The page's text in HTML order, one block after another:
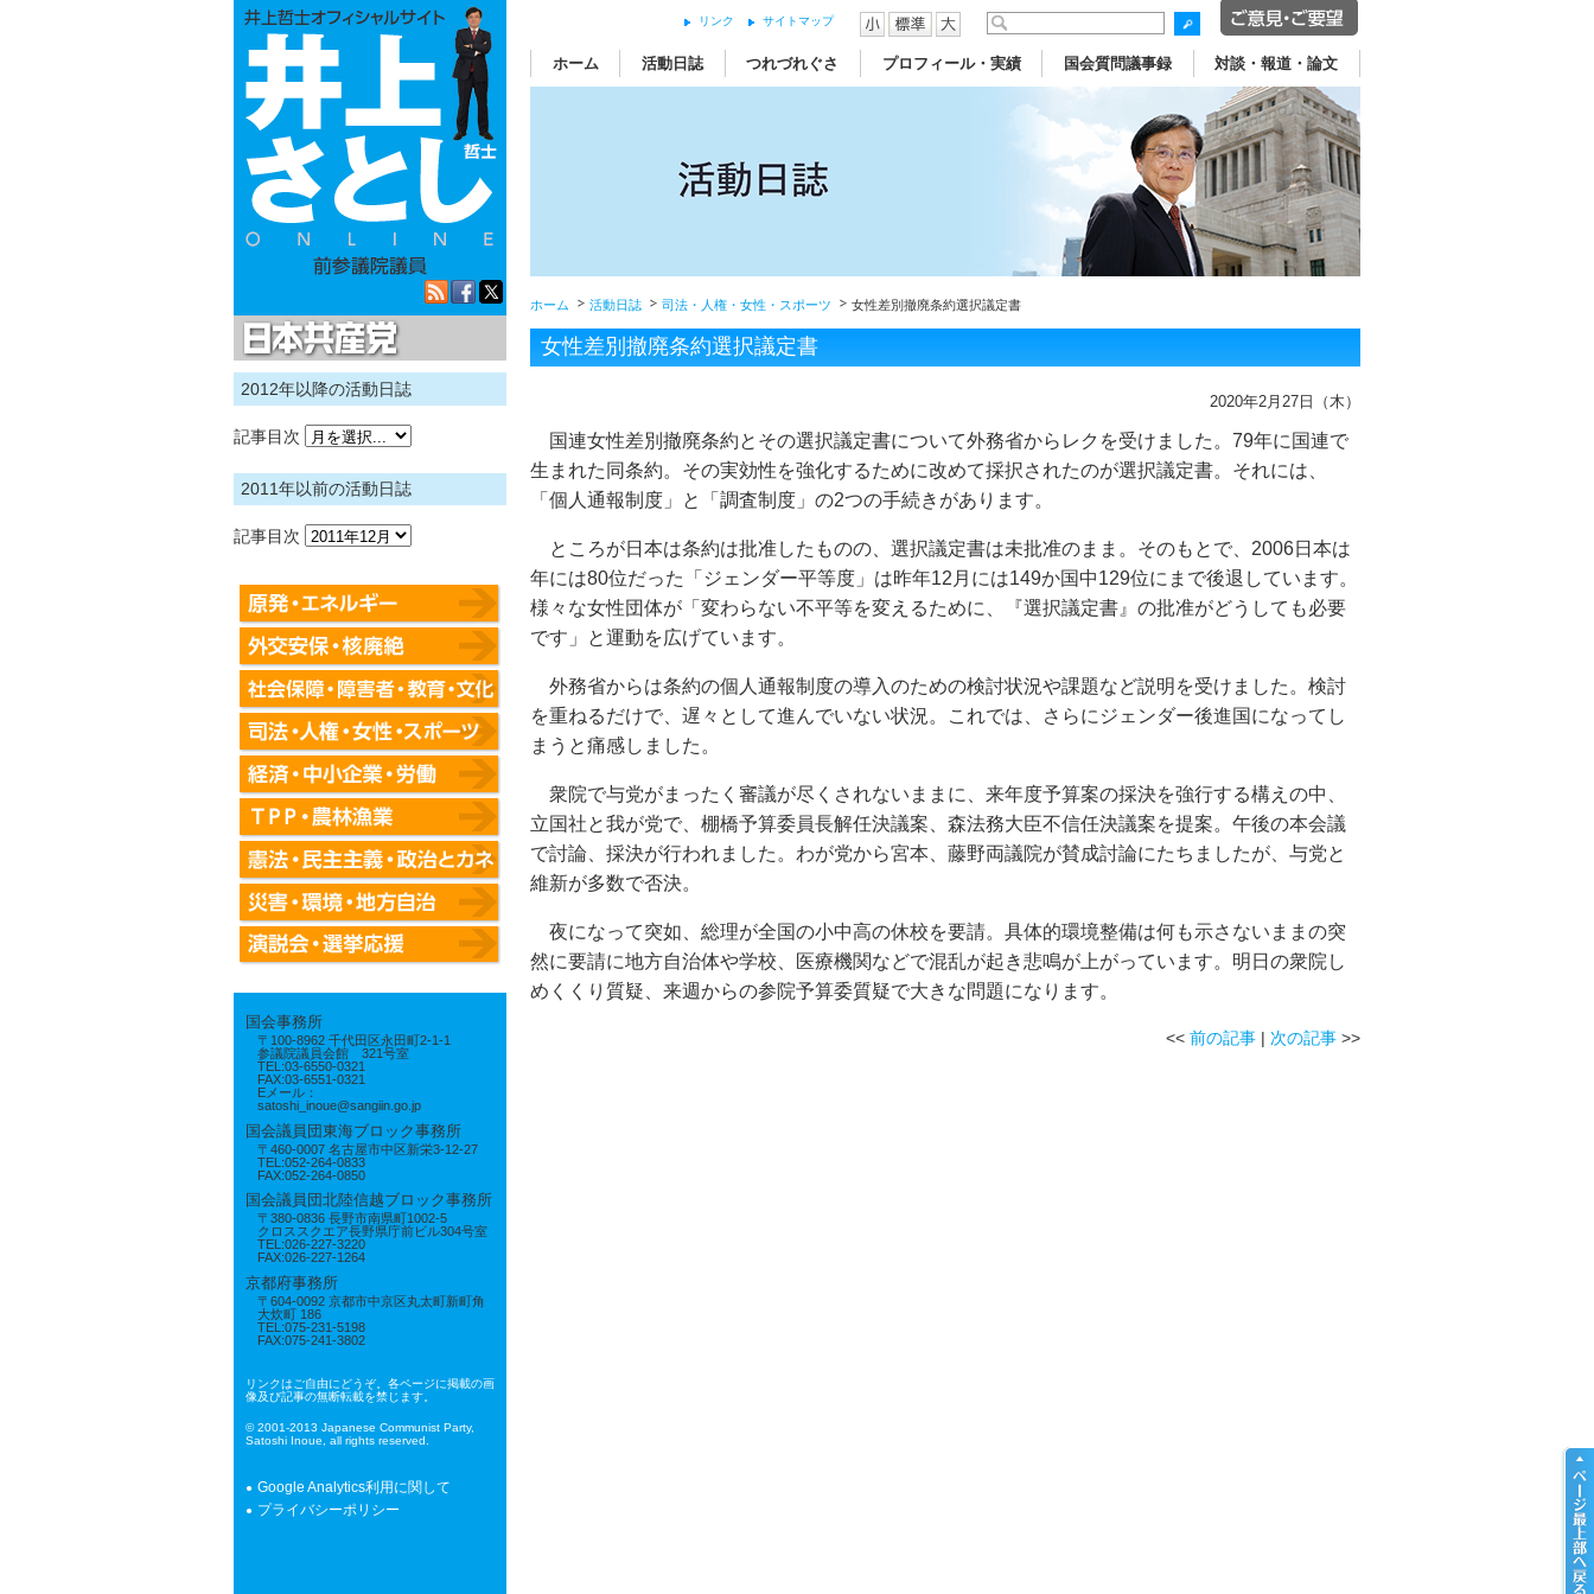
2012年以降の活動日誌
記事目次
2011年以前の活動日誌
記事目次
国会事務所
〒100-8962 千代田区永田町2-1-1
参議院議員会館 321号室
TEL:03-6550-0321
FAX:03-6551-0321
Eメール：
satoshi_inoue@sangiin.go.jp
国会議員団東海ブロック事務所
〒460-0007 名古屋市中区新栄3-12-27
TEL:052-264-0833
FAX:052-264-0850
国会議員団北陸信越ブロック事務所
〒380-0836 長野市南県町1002-5
クロススクエア長野県庁前ビル304号室
TEL:026-227-3220
FAX:026-227-1264
京都府事務所
〒604-0092 京都市中京区丸太町新町角
大炊町 186
TEL:075-231-5198
FAX:075-241-3802
リンクはご自由にどうぞ。各ページに掲載の画
像及び記事の無断転載を禁じます。
© 2001-2013 Japanese Communist Party,
Satoshi Inoue, all rights reserved.
Google Analytics利用に関して
プライバシーポリシー
リンク サイトマップ
ホーム 活動日誌 つれづれぐさ プロフィール・実績 国会質問議事録 対談・報道・論文
ホーム 活動日誌 司法・人権・女性・スポーツ 女性差別撤廃条約選択議定書
女性差別撤廃条約選択議定書
2020年2月27日（木）
国連女性差別撤廃条約とその選択議定書について外務省からレクを受けました。79年に国連で
生まれた同条約。その実効性を強化するために改めて採択されたのが選択議定書。それには、
「個人通報制度」と「調査制度」の2つの手続きがあります。
ところが日本は条約は批准したものの、選択議定書は未批准のまま。そのもとで、2006日本は
年には80位だった「ジェンダー平等度」は昨年12月には149か国中129位にまで後退しています。
様々な女性団体が「変わらない不平等を変えるために、『選択議定書』の批准がどうしても必要
です」と運動を広げています。
外務省からは条約の個人通報制度の導入のための検討状況や課題など説明を受けました。検討
を重ねるだけで、遅々として進んでいない状況。これでは、さらにジェンダー後進国になってし
まうと痛感しました。
衆院で与党がまったく審議が尽くされないままに、来年度予算案の採決を強行する構えの中、
立国社と我が党で、棚橋予算委員長解任決議案、森法務大臣不信任決議案を提案。午後の本会議
で討論、採決が行われました。わが党から宮本、藤野両議院が賛成討論にたちましたが、与党と
維新が多数で否決。
夜になって突如、総理が全国の小中高の休校を要請。具体的環境整備は何も示さないままの突
然に要請に地方自治体や学校、医療機関などで混乱が起き悲鳴が上がっています。明日の衆院し
めくくり質疑、来週からの参院予算委質疑で大きな問題になります。
<< 前の記事 | 次の記事 >>